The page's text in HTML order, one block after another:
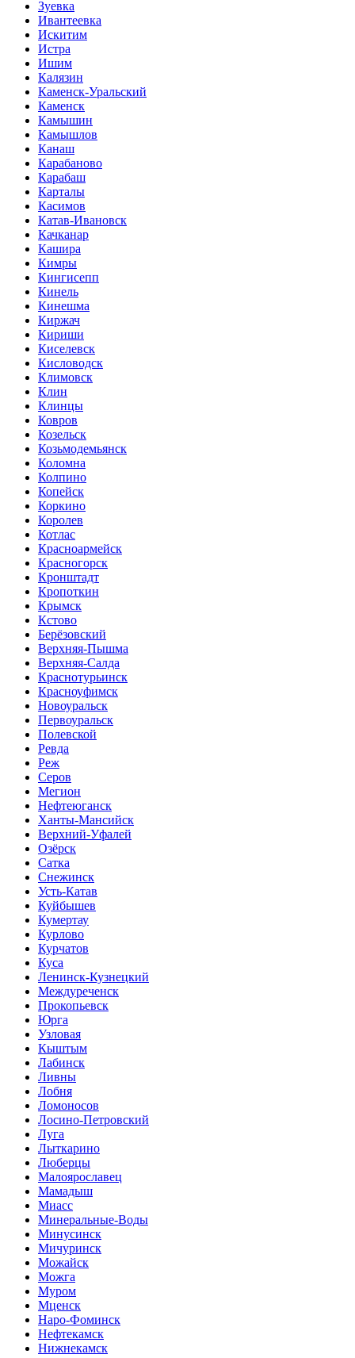
Зуевка
Ивантеевка
Искитим
Истра
Ишим
Калязин
Каменск-Уральский
Каменск
Камышин
Камышлов
Канаш
Карабаново
Карабаш
Карталы
Касимов
Катав-Ивановск
Качканар
Кашира
Кимры
Кингисепп
Кинель
Кинешма
Киржач
Кириши
Киселевск
Кисловодск
Климовск
Клин
Клинцы
Ковров
Козельск
Козьмодемьянск
Коломна
Колпино
Копейск
Коркино
Королев
Котлас
Красноармейск
Красногорск
Кронштадт
Кропоткин
Крымск
Кстово
Берёзовский
Верхняя-Пышма
Верхняя-Салда
Краснотурьинск
Красноуфимск
Новоуральск
Первоуральск
Полевской
Ревда
Реж
Серов
Мегион
Нефтеюганск
Ханты-Мансийск
Верхний-Уфалей
Озёрск
Сатка
Снежинск
Усть-Катав
Куйбышев
Кумертау
Курлово
Курчатов
Куса
Ленинск-Кузнецкий
Междуреченск
Прокопьевск
Юрга
Узловая
Кыштым
Лабинск
Ливны
Лобня
Ломоносов
Лосино-Петровский
Луга
Лыткарино
Люберцы
Малоярославец
Мамадыш
Миасс
Минеральные-Воды
Минусинск
Мичуринск
Можайск
Можга
Муром
Мценск
Наро-Фоминск
Нефтекамск
Нижнекамск